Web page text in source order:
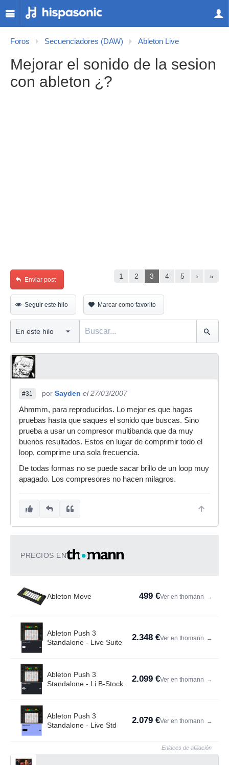
Foros Secuenciadores (DAW) Ableton Live
Mejorar el sonido de la sesion
con ableton ¿?
1 2 3 4 5 › »
Enviar post
Seguir este hilo Marcar como favorito
#31 por Sayden el 27/03/2007
Ahmmm, para reproducirlos. Lo mejor es que hagas
pruebas hasta que saques el sonido que buscas. Sino
prueba a usar un compresor multibanda que da muy
buenos resultados. Estos en lugar de comprimir todo el
loop, comprime una sola frecuencia.
De todas formas no se puede sacar brillo de un loop muy
apagado. Los compresores no hacen milagros.
PRECIOS EN
Ableton Move 499 €Ver en thomann →
Ableton Push 3
Standalone - Live Suite
2.348 €Ver en thomann →
Ableton Push 3
Standalone - Li B-Stock
2.099 €Ver en thomann →
Ableton Push 3
Standalone - Live Std
2.079 €Ver en thomann →
Enlaces de afiliación